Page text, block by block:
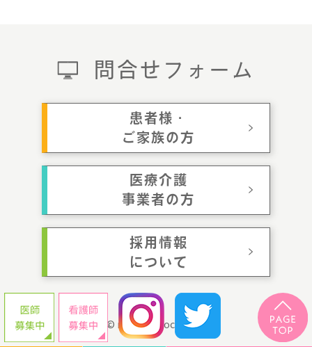
問合せフォーム
患者様・
ご家族の方
医療介護
事業者の方
採用情報
について
© momotaroclinic.jp